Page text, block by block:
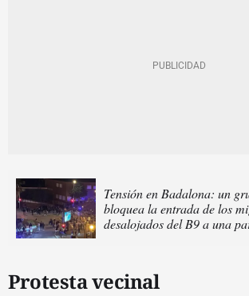
Tensión en Badalona: un
bloquea la entrada de los
desalojados del B9 a una
Protesta vecinal